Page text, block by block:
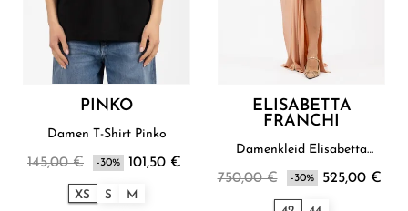
PINKO
Damen T-Shirt Pinko
145,00 € -30% 101,50 €
XS S M
ELISABETTA
FRANCHI
Damenkleid Elisabetta
750,00 € -30% 525,00 €